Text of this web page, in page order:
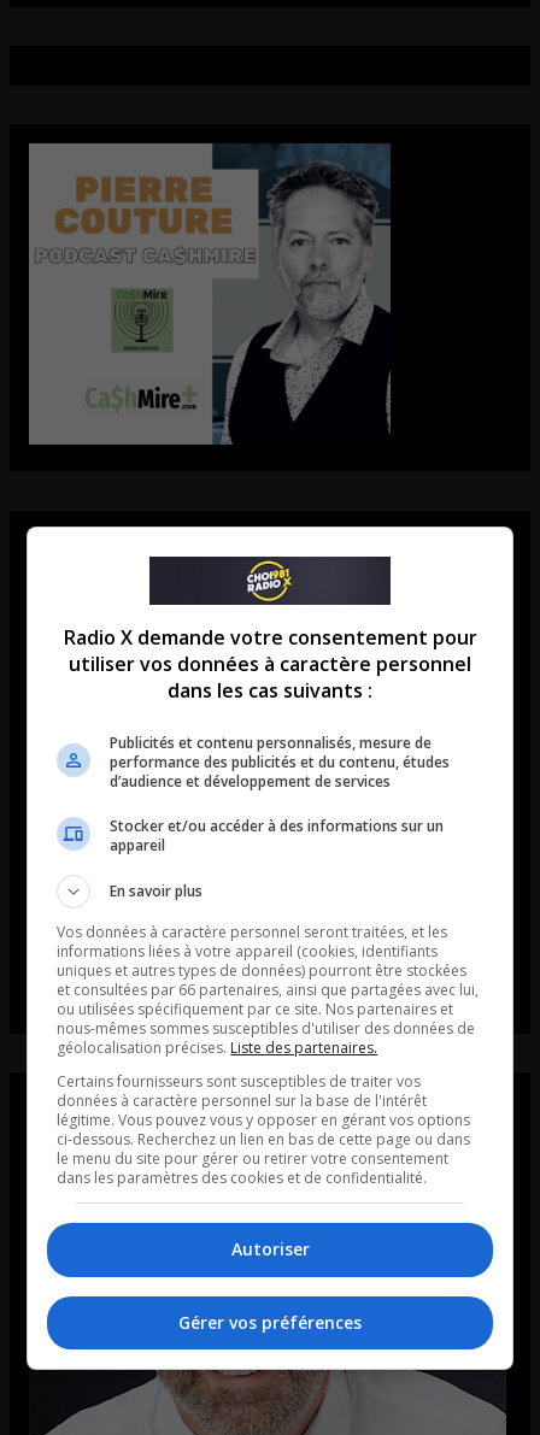
Radio X demande votre consentement pour
utiliser vos données à caractère personnel
dans les cas suivants :
Publicités et contenu personnalisés, mesure de
performance des publicités et du contenu, études
d’audience et développement de services
Stocker et/ou accéder à des informations sur un
appareil
En savoir plus
Vos données à caractère personnel seront traitées, et les
informations liées à votre appareil (cookies, identifiants
uniques et autres types de données) pourront être stockées
et consultées par 66 partenaires, ainsi que partagées avec lui,
ou utilisées spécifiquement par ce site. Nos partenaires et
nous-mêmes sommes susceptibles d'utiliser des données de
géolocalisation précises. Liste des partenaires.
Certains fournisseurs sont susceptibles de traiter vos
données à caractère personnel sur la base de l'intérêt
légitime. Vous pouvez vous y opposer en gérant vos options
ci-dessous. Recherchez un lien en bas de cette page ou dans
le menu du site pour gérer ou retirer votre consentement
dans les paramètres des cookies et de confidentialité.
Autoriser
Gérer vos préférences